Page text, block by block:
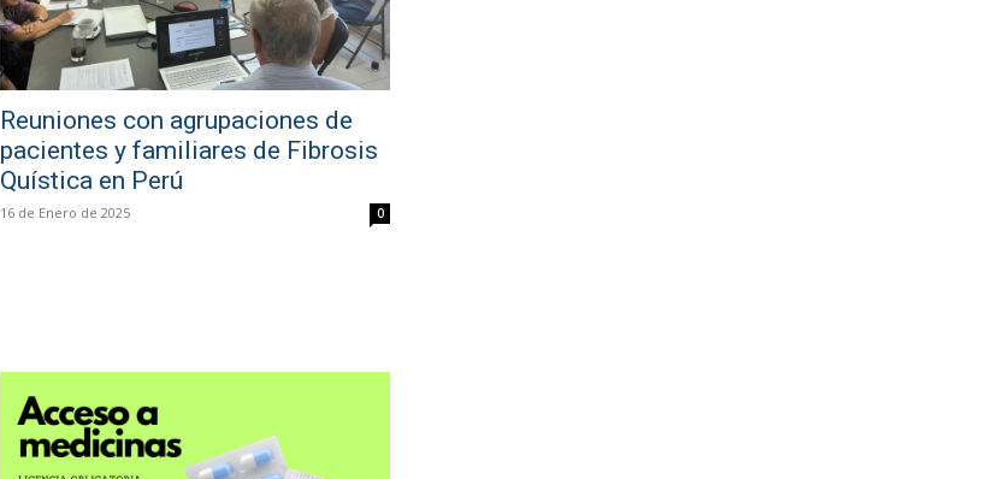
Reuniones con agrupaciones de
pacientes y familiares de Fibrosis
Quística en Perú
16 de Enero de 2025 0